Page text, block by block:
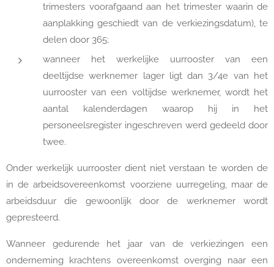
trimesters voorafgaand aan het trimester waarin de
aanplakking geschiedt van de verkiezingsdatum), te
delen door 365;
wanneer het werkelijke uurrooster van een
deeltijdse werknemer lager ligt dan 3/4e van het
uurrooster van een voltijdse werknemer, wordt het
aantal kalenderdagen waarop hij in het
personeelsregister ingeschreven werd gedeeld door
twee.
Onder werkelijk uurrooster dient niet verstaan te worden de
in de arbeidsovereenkomst voorziene uurregeling, maar de
arbeidsduur die gewoonlijk door de werknemer wordt
gepresteerd.
Wanneer gedurende het jaar van de verkiezingen een
onderneming krachtens overeenkomst overging naar een